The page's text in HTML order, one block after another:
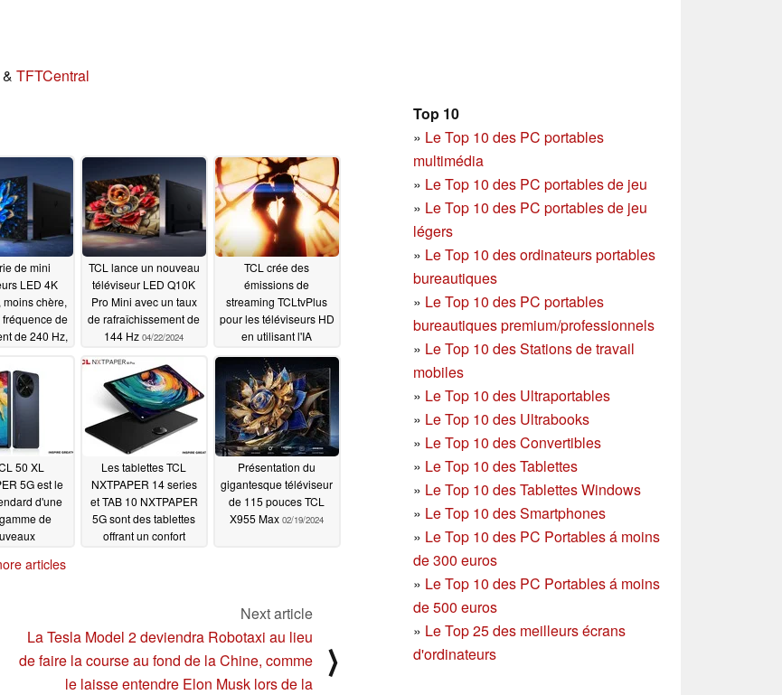
& TFTCentral
Top 10
» Le Top 10 des PC portables
multimédia
» Le Top 10 des PC portables de jeu
» Le Top 10 des PC portables de jeu
légers
» Le Top 10 des ordinateurs portables
bureautiques
» Le Top 10 des PC portables
bureautiques premium/professionnels
» Le Top 10 des Stations de travail
mobiles
» Le Top 10 des Ultraportables
» Le Top 10 des Ultrabooks
» Le Top 10 des Convertibles
» Le Top 10 des Tablettes
» Le Top 10 des Tablettes Windows
» Le Top 10 des Smartphones
» Le Top 10 des PC Portables á moins
de 300 euros
» Le Top 10 des PC Portables á moins
de 500 euros
» Le Top 25 des meilleurs écrans
d'ordinateurs
de mini
LED 4K
moins chère,
de
de 240 Hz,
04/22/2024
TCL lance un nouveau
téléviseur LED Q10K
Pro Mini avec un taux
de rafraîchissement de
144 Hz 04/22/2024
TCL crée des
émissions de
streaming TCLtvPlus
pour les téléviseurs HD
en utilisant l'IA
recherchant des
revenus de contenu de
marque04/15/2024
50 XL
5G est le
d'une
de
Les tablettes TCL
NXTPAPER 14 series
et TAB 10 NXTPAPER
5G sont des tablettes
offrant un confort
Présentation du
gigantesque téléviseur
de 115 pouces TCL
X955 Max 02/19/2024
articles
Next article
La Tesla Model 2 deviendra Robotaxi au lieu
de faire la course au fond de la Chine, comme
le laisse entendre Elon Musk lors de la
⟩